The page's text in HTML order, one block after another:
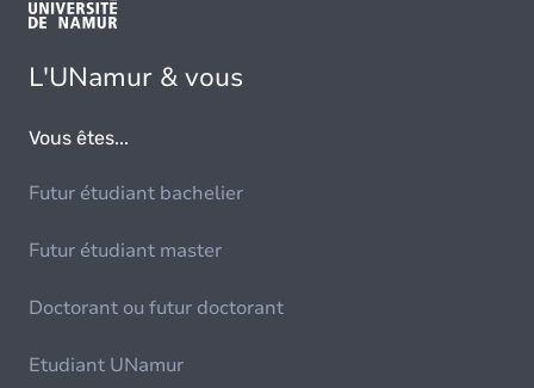
L'UNamur & vous
Vous êtes...
Futur étudiant bachelier
Futur étudiant master
Doctorant ou futur doctorant
Etudiant UNamur